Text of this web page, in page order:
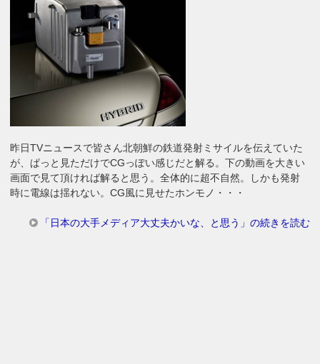
昨日TVニュースで皆さん北朝鮮の鉄道発射ミサイルを伝えていた
が、ぱっと見ただけでCGっぽい感じだと解る。下の動画を大きい
画面で見て頂ければ解ると思う。全体的に超不自然。しかも発射
時に電線は揺れない。CG風に見せたホンモノ・・・
「日本の大手メディア大丈夫かいな、と思う」の続きを読む